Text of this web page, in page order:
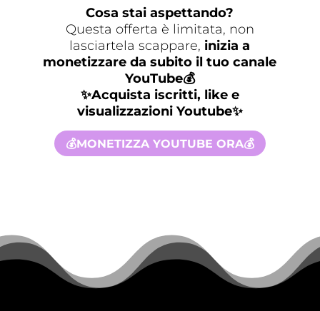
Cosa stai aspettando?
Questa offerta è limitata, non
lasciartela scappare, inizia a
monetizzare da subito il tuo canale
YouTube💰
✨Acquista iscritti, like e
visualizzazioni Youtube✨
💰MONETIZZA YOUTUBE ORA💰